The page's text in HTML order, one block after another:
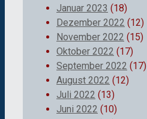
Januar 2023 (18)
Dezember 2022 (12)
November 2022 (15)
Oktober 2022 (17)
September 2022 (17)
August 2022 (12)
Juli 2022 (13)
Juni 2022 (10)